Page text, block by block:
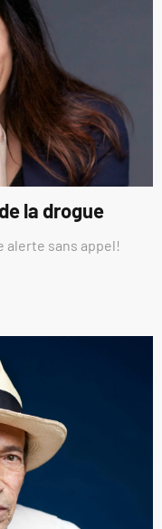
la drogue
alerte sans appel!